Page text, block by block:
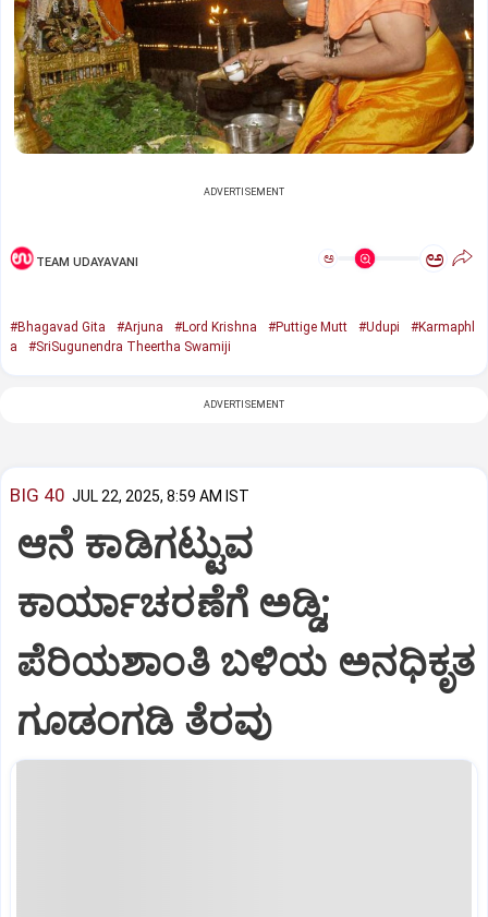
ADVERTISEMENT
TEAM UDAYAVANI ಅ ಅ
#Bhagavad Gita #Arjuna #Lord Krishna #Puttige Mutt #Udupi
#Karmaphl
a
#SriSugunendra Theertha Swamiji
ADVERTISEMENT
BIG 40 JUL 22, 2025, 8:59 AM IST
ಆನೆ ಕಾಡಿಗಟ್ಟುವ
ಕಾರ್ಯಾಚರಣೆಗೆ ಅಡ್ಡಿ;
ಪೆರಿಯಶಾಂತಿ ಬಳಿಯ ಅನಧಿಕೃತ
ಗೂಡಂಗಡಿ ತೆರವು